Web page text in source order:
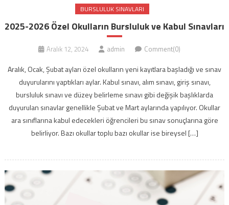
BURSLULUK SINAVLARI
2025-2026 Özel Okulların Bursluluk ve Kabul Sınavları
Aralık 12, 2024 admin Comment(0)
Aralık, Ocak, Şubat ayları özel okulların yeni kayıtlara başladığı ve sınav
duyurularını yaptıkları aylar. Kabul sınavı, alım sınavı, giriş sınavı,
bursluluk sınavı ve düzey belirleme sınavı gibi değişik başlıklarda
duyurulan sınavlar genellikle Şubat ve Mart aylarında yapılıyor. Okullar
ara sınıflarına kabul edecekleri öğrencileri bu sınav sonuçlarına göre
belirliyor. Bazı okullar toplu bazı okullar ise bireysel […]